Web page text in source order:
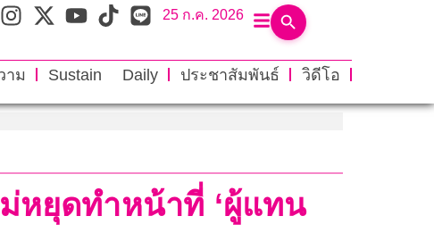
25 ก.ค. 2026
าม Sustain Daily ประชาสัมพันธ์
วิดีโอ
หยุดทำหน้าที่ ‘ผู้แทน